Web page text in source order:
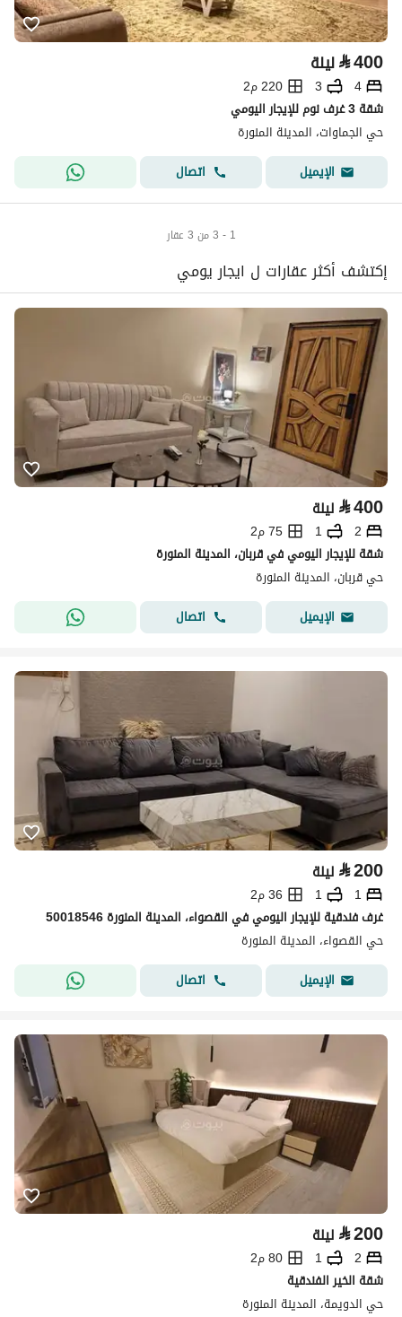
⃁400 ليلة
4
3
220 م2
شقة 3 غرف نوم للإيجار اليومي
حي الجماوات، المدينة المنورة
الإيميل
اتصال
1 - 3 من 3 عقار
إكتشف أكثر عقارات ل ايجار يومي
⃁400 ليلة
2
1
75 م2
شقة للإيجار اليومي في قربان، المدينة المنورة
حي قربان، المدينة المنورة
الإيميل
اتصال
⃁200 ليلة
1
1
36 م2
غرف فندقية للإيجار اليومي في القصواء، المدينة المنورة 50018546
حي القصواء، المدينة المنورة
الإيميل
اتصال
⃁200 ليلة
2
1
80 م2
شقة الخير الفندقية
حي الدويمة، المدينة المنورة